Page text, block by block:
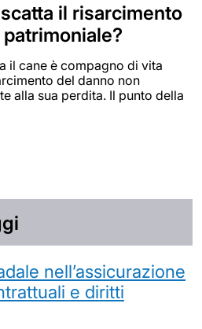
il risarcimento
il cane è compagno di vita
del danno non
alla sua perdita. Il punto della
nell’assicurazione
e diritti